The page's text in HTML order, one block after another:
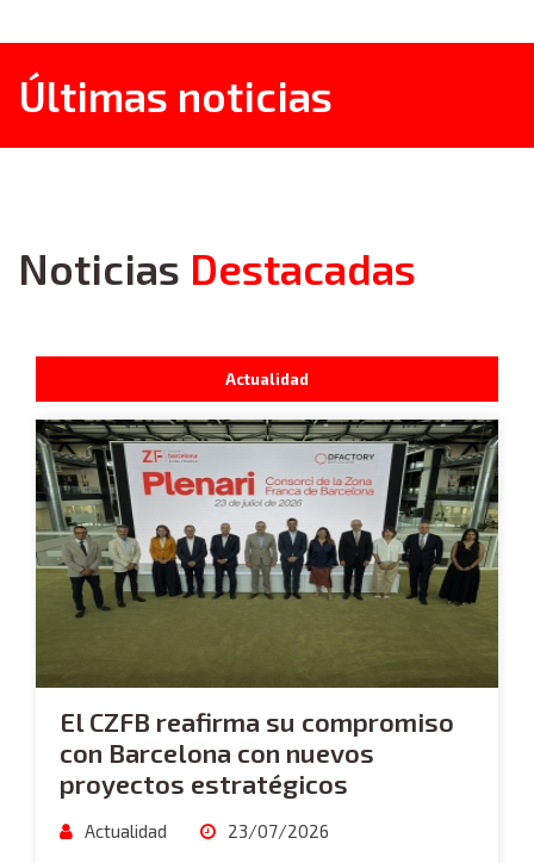
Últimas noticias
Noticias Destacadas
Actualidad
El CZFB reafirma su compromiso
con Barcelona con nuevos
proyectos estratégicos
Actualidad 23/07/2026